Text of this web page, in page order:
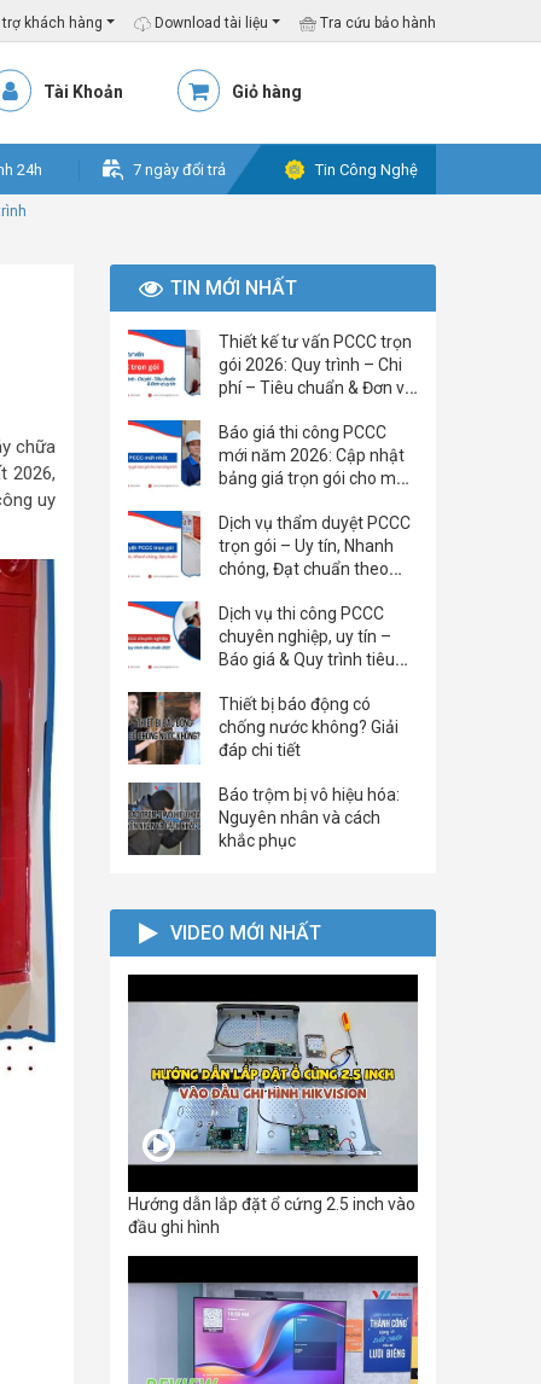
khách hàng Download tài liệu Tra cứu bảo hành
Tài Khoản Giỏ hàng
24h 7 ngày đổi trả Tin Công Nghệ
chữa
2026,
uy
TIN MỚI NHẤT
Thiết kế tư vấn PCCC trọn
gói 2026: Quy trình – Chi
phí – Tiêu chuẩn & Đơn vị
Báo giá thi công PCCC
mới năm 2026: Cập nhật
bảng giá trọn gói cho mọi
Dịch vụ thẩm duyệt PCCC
trọn gói – Uy tín, Nhanh
chóng, Đạt chuẩn theo
Dịch vụ thi công PCCC
chuyên nghiệp, uy tín –
Báo giá & Quy trình tiêu
Thiết bị báo động có
chống nước không? Giải
đáp chi tiết
Báo trộm bị vô hiệu hóa:
Nguyên nhân và cách
khắc phục
VIDEO MỚI NHẤT
Hướng dẫn lắp đặt ổ cứng 2.5 inch vào
đầu ghi hình